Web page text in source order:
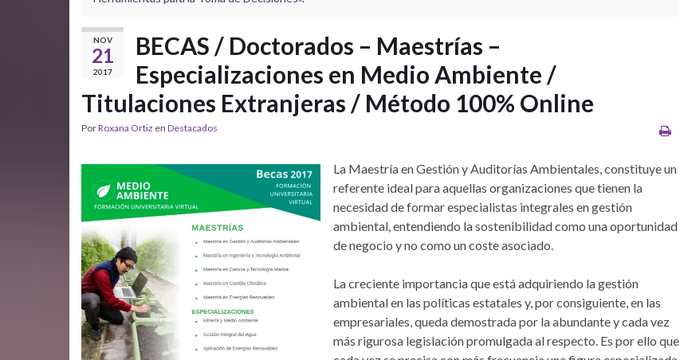
NOV
21
2017
BECAS / Doctorados – Maestrías –
Especializaciones en Medio Ambiente /
Titulaciones Extranjeras / Método 100% Online
PorRoxana Ortiz en Destacados
La Maestría en Gestión y Auditorías Ambientales, constituye un
referente ideal para aquellas organizaciones que tienen la
necesidad de formar especialistas integrales en gestión
ambiental, entendiendo la sostenibilidad como una oportunidad
de negocio y no como un coste asociado.
La creciente importancia que está adquiriendo la gestión
ambiental en las políticas estatales y, por consiguiente, en las
empresariales, queda demostrada por la abundante y cada vez
más rigurosa legislación promulgada al respecto. Es por ello que